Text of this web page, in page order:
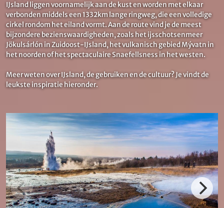
IJsland liggen voornamelijk aan de kust en worden met elkaar
verbonden middels een 1332km lange ringweg, die een volledige
cirkel rondom het eiland vormt. Aan de route vind je de meest
bijzondere bezienswaardigheden, zoals het ijsschotsenmeer
Jökulsárlón in Zuidoost-IJsland, het vulkanisch gebied Mývatn in
het noorden of het spectaculaire Snaefellsness in het westen.
Meer weten over IJsland, de gebruiken en de cultuur? Je vindt de
leukste inspiratie hieronder.